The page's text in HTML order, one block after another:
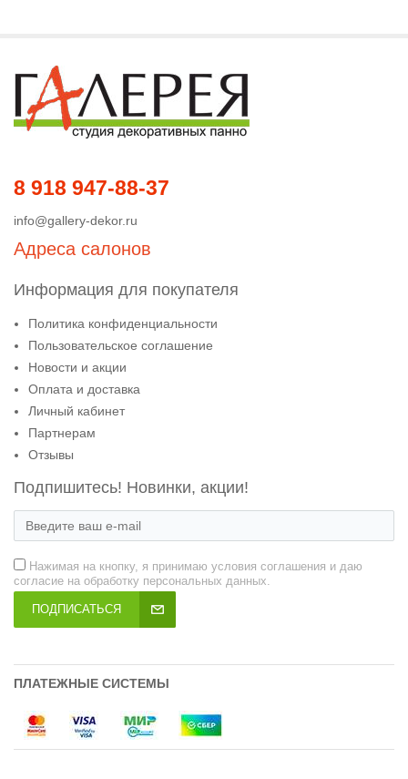
8 918 947-88-37
info@gallery-dekor.ru
Адреса салонов
Информация для покупателя
Политика конфиденциальности
Пользовательское соглашение
Новости и акции
Оплата и доставка
Личный кабинет
Партнерам
Отзывы
Подпишитесь! Новинки, акции!
Нажимая на кнопку, я принимаю условия соглашения и даю
согласие на обработку персональных данных.
ПОДПИСАТЬСЯ
ПЛАТЕЖНЫЕ СИСТЕМЫ